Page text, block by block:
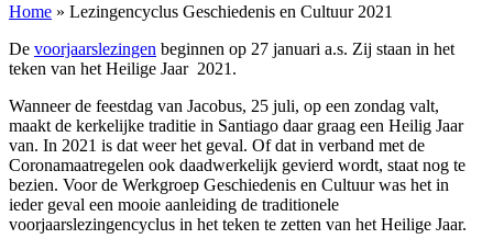
Home » Lezingencyclus Geschiedenis en Cultuur 2021
De voorjaarslezingen beginnen op 27 januari a.s. Zij staan in het
teken van het Heilige Jaar 2021.
Wanneer de feestdag van Jacobus, 25 juli, op een zondag valt,
maakt de kerkelijke traditie in Santiago daar graag een Heilig Jaar
van. In 2021 is dat weer het geval. Of dat in verband met de
Coronamaatregelen ook daadwerkelijk gevierd wordt, staat nog te
bezien. Voor de Werkgroep Geschiedenis en Cultuur was het in
ieder geval een mooie aanleiding de traditionele
voorjaarslezingencyclus in het teken te zetten van het Heilige Jaar.